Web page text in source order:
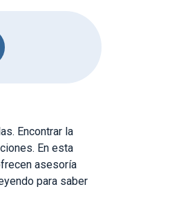
Encontrar la
En esta
asesoría
para saber